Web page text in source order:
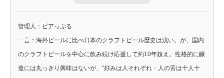
管理人：ビアっぷる
一言：海外ビールに比べ日本のクラフトビール歴史は浅い。が、国内
のクラフトビールを中心に飲み続け応援して約10年超え。性格的に醸
造には丸っきり興味はないが、“好みは人それぞれ・人の舌は十人十